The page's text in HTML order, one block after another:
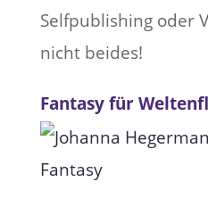
Selfpublishing oder
nicht beides!
Fantasy für